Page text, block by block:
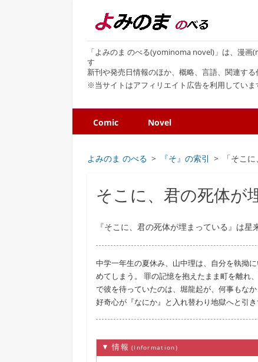
「よみのま のべる(yominoma novel)」は、漫
す
新刊や発売日情報のほか、概略、言語、関連す
※当サイトはアフィリエイト広告を利用していま
Comic Novel
よみのま のべる 『そ』の索引 「そこ
そこに、君の死体が
『そこに、君の死体が埋まっている』は星
中学一年生の夏休み、山中理は、自分を執拗
めてしまう。 罪の記憶を抱えたまま町を離れ
で彼を待っていたのは、堀龍起が、何事もな
好奇心が『なにか』と入れ替わり地獄へと引
▼ 情報 (Information)